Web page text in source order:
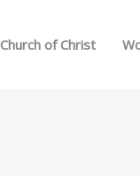
Church of Christ